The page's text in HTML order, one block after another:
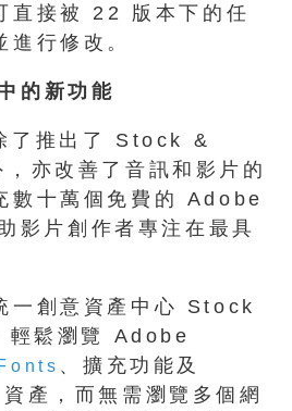
直接被 22 版本下的任
進行修改。
的新功能
推出了 Stock &
亦改善了音訊和影片的
數十萬個免費的 Adobe
影片創作者專注在最具
一創意資產中心 Stock
鬆瀏覽 Adobe
、擴充功能及
產，而無需瀏覽多個網